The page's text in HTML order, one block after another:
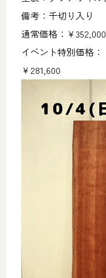
備考：千切り入り
通常価格：￥352,000
イベント特別価格：
￥281,600